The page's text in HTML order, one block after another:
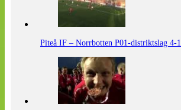
Piteå IF – Norrbotten P01-distriktslag 4-1